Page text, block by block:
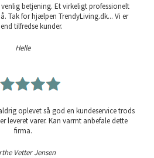
betjening. Et virkeligt professionelt
Tak for hjælpen TrendyLiving.dk... Vi er
tilfredse kunder.
Helle
oplevet så god en kundeservice trods
leveret varer. Kan varmt anbefale dette
firma.
Vetter Jensen